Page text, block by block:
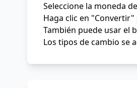
Seleccione la moneda
Haga clic en
También puede usar el
Los tipos de cambio se